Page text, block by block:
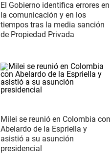
El Gobierno identifica errores en
la comunicación y en los
tiempos tras la media sanción
de Propiedad Privada
Milei se reunió en Colombia con
Abelardo de la Espriella y
asistió a su asunción
presidencial